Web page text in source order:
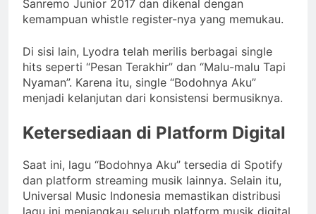
Sanremo Junior 2017 dan dikenal dengan
kemampuan whistle register-nya yang memukau.
Di sisi lain, Lyodra telah merilis berbagai single
hits seperti “Pesan Terakhir” dan “Malu-malu Tapi
Nyaman”. Karena itu, single “Bodohnya Aku”
menjadi kelanjutan dari konsistensi bermusiknya.
Ketersediaan di Platform Digital
Saat ini, lagu “Bodohnya Aku” tersedia di Spotify
dan platform streaming musik lainnya. Selain itu,
Universal Music Indonesia memastikan distribusi
lagu ini menjangkau seluruh platform musik digital.